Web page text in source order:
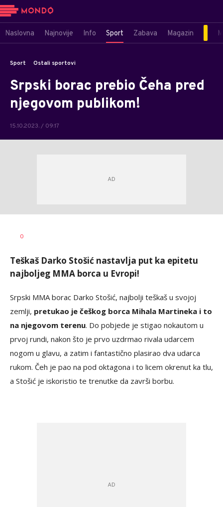
Naslovna Najnovije Info Sport Zabava Magazin
Sport Ostali sportovi
Srpski borac prebio Čeha pred
njegovom publikom!
15.10.2023. / 09:17
AUTOR
0
Teškaš Darko Stošić nastavlja put ka epitetu
najboljeg MMA borca u Evropi!
Srpski MMA borac Darko Stošić, najbolji teškaš u svojoj
zemlji, pretukao je češkog borca Mihala Martineka i to
na njegovom terenu. Do pobjede je stigao nokautom u
prvoj rundi, nakon što je prvo uzdrmao rivala udarcem
nogom u glavu, a zatim i fantastično plasirao dva udarca
rukom. Čeh je pao na pod oktagona i to licem okrenut ka tlu,
a Stošić je iskoristio te trenutke da završi borbu.